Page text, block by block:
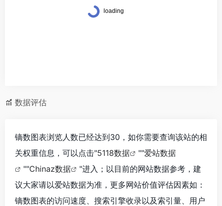
数据评估
镝数图表浏览人数已经达到30，如你需要查询该站的相
关权重信息，可以点击"5118数据 ""爱站数据
""Chinaz数据
"进入；以目前的网站数据参考，建
议大家请以爱站数据为准，更多网站价值评估因素如：
镝数图表的访问速度、搜索引擎收录以及索引量、用户